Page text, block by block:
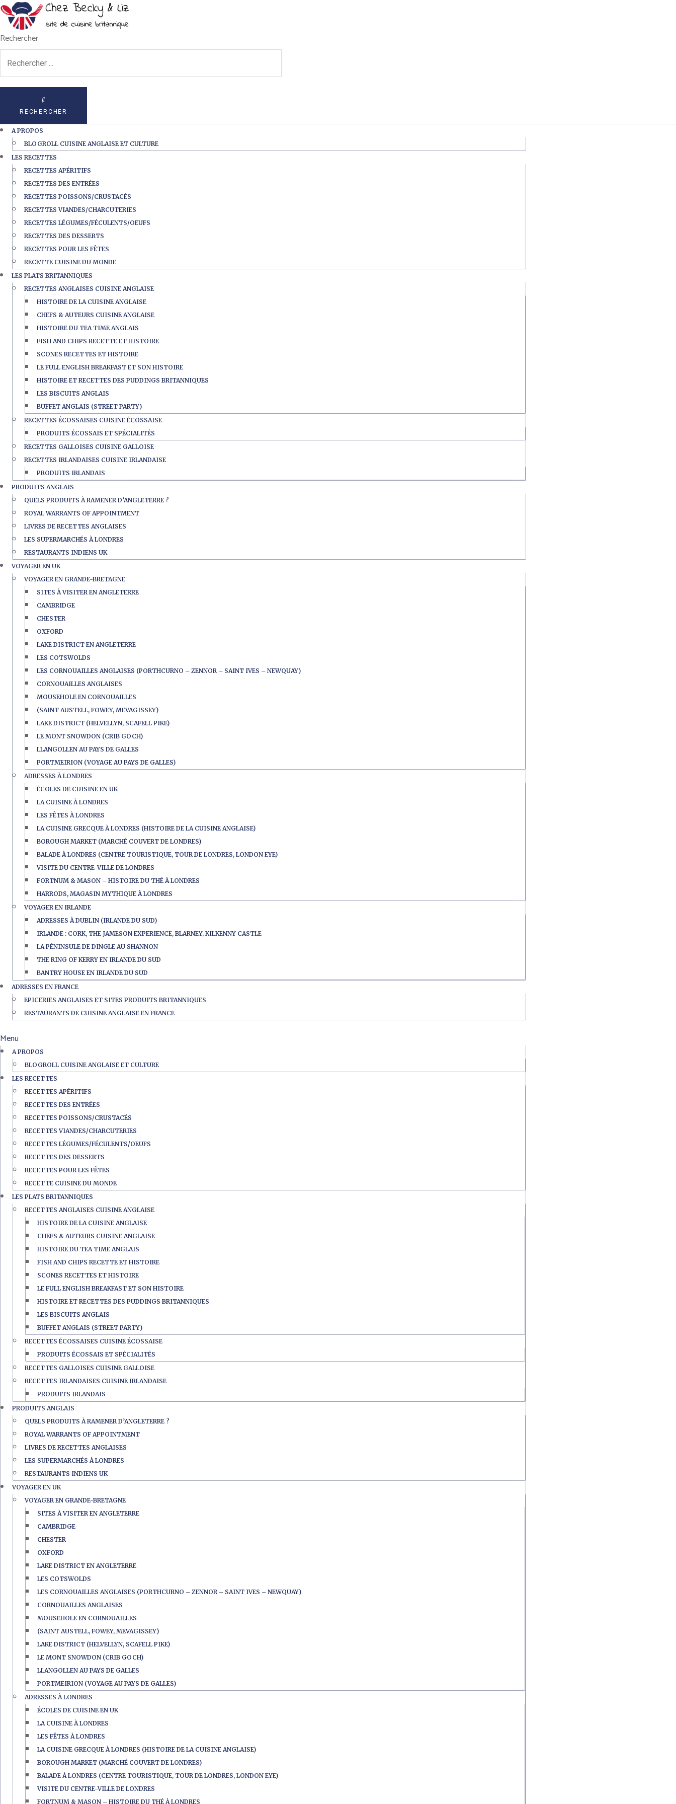
Rechercher
RECHERCHER
A PROPOS
BLOGROLL CUISINE ANGLAISE ET CULTURE
LES RECETTES
RECETTES APÉRITIFS
RECETTES DES ENTRÉES
RECETTES POISSONS/CRUSTACÉS
RECETTES VIANDES/CHARCUTERIES
RECETTES LÉGUMES/FÉCULENTS/OEUFS
RECETTES DES DESSERTS
RECETTES POUR LES FÊTES
RECETTE CUISINE DU MONDE
LES PLATS BRITANNIQUES
RECETTES ANGLAISES CUISINE ANGLAISE
HISTOIRE DE LA CUISINE ANGLAISE
CHEFS & AUTEURS CUISINE ANGLAISE
HISTOIRE DU TEA TIME ANGLAIS
FISH AND CHIPS RECETTE ET HISTOIRE
SCONES RECETTES ET HISTOIRE
LE FULL ENGLISH BREAKFAST ET SON HISTOIRE
HISTOIRE ET RECETTES DES PUDDINGS BRITANNIQUES
LES BISCUITS ANGLAIS
BUFFET ANGLAIS (STREET PARTY)
RECETTES ÉCOSSAISES CUISINE ÉCOSSAISE
PRODUITS ÉCOSSAIS ET SPÉCIALITÉS
RECETTES GALLOISES CUISINE GALLOISE
RECETTES IRLANDAISES CUISINE IRLANDAISE
PRODUITS IRLANDAIS
PRODUITS ANGLAIS
QUELS PRODUITS À RAMENER D’ANGLETERRE ?
ROYAL WARRANTS OF APPOINTMENT
LIVRES DE RECETTES ANGLAISES
LES SUPERMARCHÉS À LONDRES
RESTAURANTS INDIENS UK
VOYAGER EN UK
VOYAGER EN GRANDE-BRETAGNE
SITES À VISITER EN ANGLETERRE
CAMBRIDGE
CHESTER
OXFORD
LAKE DISTRICT EN ANGLETERRE
LES COTSWOLDS
LES CORNOUAILLES ANGLAISES (PORTHCURNO – ZENNOR – SAINT IVES – NEWQUAY)
CORNOUAILLES ANGLAISES
MOUSEHOLE EN CORNOUAILLES
(SAINT AUSTELL, FOWEY, MEVAGISSEY)
LAKE DISTRICT (HELVELLYN, SCAFELL PIKE)
LE MONT SNOWDON (CRIB GOCH)
LLANGOLLEN AU PAYS DE GALLES
PORTMEIRION (VOYAGE AU PAYS DE GALLES)
ADRESSES À LONDRES
ÉCOLES DE CUISINE EN UK
LA CUISINE À LONDRES
LES FÊTES À LONDRES
LA CUISINE GRECQUE À LONDRES (HISTOIRE DE LA CUISINE ANGLAISE)
BOROUGH MARKET (MARCHÉ COUVERT DE LONDRES)
BALADE À LONDRES (CENTRE TOURISTIQUE, TOUR DE LONDRES, LONDON EYE)
VISITE DU CENTRE-VILLE DE LONDRES
FORTNUM & MASON – HISTOIRE DU THÉ À LONDRES
HARRODS, MAGASIN MYTHIQUE À LONDRES
VOYAGER EN IRLANDE
ADRESSES À DUBLIN (IRLANDE DU SUD)
IRLANDE : CORK, THE JAMESON EXPERIENCE, BLARNEY, KILKENNY CASTLE
LA PÉNINSULE DE DINGLE AU SHANNON
THE RING OF KERRY EN IRLANDE DU SUD
BANTRY HOUSE EN IRLANDE DU SUD
ADRESSES EN FRANCE
EPICERIES ANGLAISES ET SITES PRODUITS BRITANNIQUES
RESTAURANTS DE CUISINE ANGLAISE EN FRANCE
Menu
A PROPOS
BLOGROLL CUISINE ANGLAISE ET CULTURE
LES RECETTES
RECETTES APÉRITIFS
RECETTES DES ENTRÉES
RECETTES POISSONS/CRUSTACÉS
RECETTES VIANDES/CHARCUTERIES
RECETTES LÉGUMES/FÉCULENTS/OEUFS
RECETTES DES DESSERTS
RECETTES POUR LES FÊTES
RECETTE CUISINE DU MONDE
LES PLATS BRITANNIQUES
RECETTES ANGLAISES CUISINE ANGLAISE
HISTOIRE DE LA CUISINE ANGLAISE
CHEFS & AUTEURS CUISINE ANGLAISE
HISTOIRE DU TEA TIME ANGLAIS
FISH AND CHIPS RECETTE ET HISTOIRE
SCONES RECETTES ET HISTOIRE
LE FULL ENGLISH BREAKFAST ET SON HISTOIRE
HISTOIRE ET RECETTES DES PUDDINGS BRITANNIQUES
LES BISCUITS ANGLAIS
BUFFET ANGLAIS (STREET PARTY)
RECETTES ÉCOSSAISES CUISINE ÉCOSSAISE
PRODUITS ÉCOSSAIS ET SPÉCIALITÉS
RECETTES GALLOISES CUISINE GALLOISE
RECETTES IRLANDAISES CUISINE IRLANDAISE
PRODUITS IRLANDAIS
PRODUITS ANGLAIS
QUELS PRODUITS À RAMENER D’ANGLETERRE ?
ROYAL WARRANTS OF APPOINTMENT
LIVRES DE RECETTES ANGLAISES
LES SUPERMARCHÉS À LONDRES
RESTAURANTS INDIENS UK
VOYAGER EN UK
VOYAGER EN GRANDE-BRETAGNE
SITES À VISITER EN ANGLETERRE
CAMBRIDGE
CHESTER
OXFORD
LAKE DISTRICT EN ANGLETERRE
LES COTSWOLDS
LES CORNOUAILLES ANGLAISES (PORTHCURNO – ZENNOR – SAINT IVES – NEWQUAY)
CORNOUAILLES ANGLAISES
MOUSEHOLE EN CORNOUAILLES
(SAINT AUSTELL, FOWEY, MEVAGISSEY)
LAKE DISTRICT (HELVELLYN, SCAFELL PIKE)
LE MONT SNOWDON (CRIB GOCH)
LLANGOLLEN AU PAYS DE GALLES
PORTMEIRION (VOYAGE AU PAYS DE GALLES)
ADRESSES À LONDRES
ÉCOLES DE CUISINE EN UK
LA CUISINE À LONDRES
LES FÊTES À LONDRES
LA CUISINE GRECQUE À LONDRES (HISTOIRE DE LA CUISINE ANGLAISE)
BOROUGH MARKET (MARCHÉ COUVERT DE LONDRES)
BALADE À LONDRES (CENTRE TOURISTIQUE, TOUR DE LONDRES, LONDON EYE)
VISITE DU CENTRE-VILLE DE LONDRES
FORTNUM & MASON – HISTOIRE DU THÉ À LONDRES